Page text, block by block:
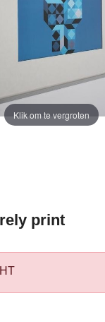
Klik om te vergroten
print